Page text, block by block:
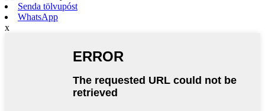
Senda tölvupóst
WhatsApp
x